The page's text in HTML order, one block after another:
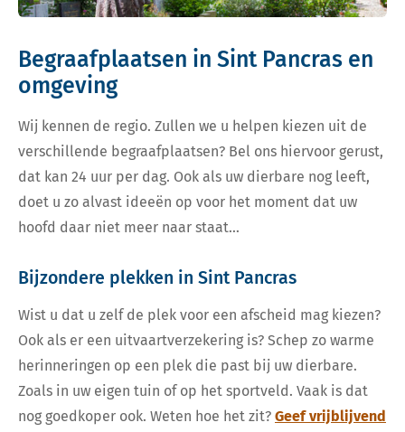
Begraafplaatsen in Sint Pancras en
omgeving
Wij kennen de regio. Zullen we u helpen kiezen uit de
verschillende begraafplaatsen? Bel ons hiervoor gerust,
dat kan 24 uur per dag. Ook als uw dierbare nog leeft,
doet u zo alvast ideeën op voor het moment dat uw
hoofd daar niet meer naar staat…
Bijzondere plekken in Sint Pancras
Wist u dat u zelf de plek voor een afscheid mag kiezen?
Ook als er een uitvaartverzekering is? Schep zo warme
herinneringen op een plek die past bij uw dierbare.
Zoals in uw eigen tuin of op het sportveld. Vaak is dat
nog goedkoper ook. Weten hoe het zit? Geef vrijblijvend